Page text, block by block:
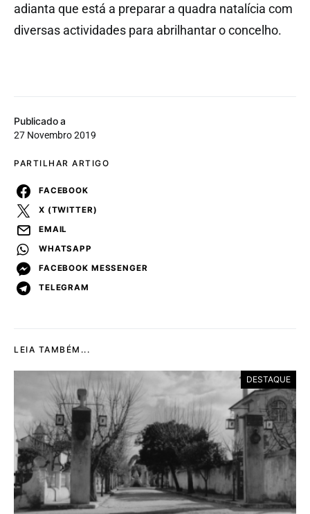
Publicado a
27 Novembro 2019
PARTILHAR ARTIGO
FACEBOOK
X (TWITTER)
EMAIL
WHATSAPP
FACEBOOK MESSENGER
TELEGRAM
adianta que está a preparar a quadra natalícia com
diversas actividades para abrilhantar o concelho.
LEIA TAMBÉM...
DESTAQUE